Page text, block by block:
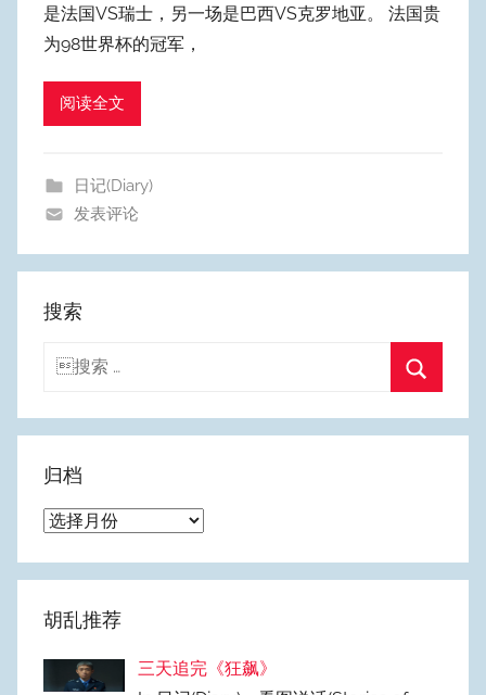
y
p
是法国VS瑞士，另一场是巴西VS克罗地亚。 法国贵
为98世界杯的冠军，
阅读全文
日记(Diary)
发表评论
搜索
搜
索
归档
归
胡乱推荐
三天追完《狂飙》